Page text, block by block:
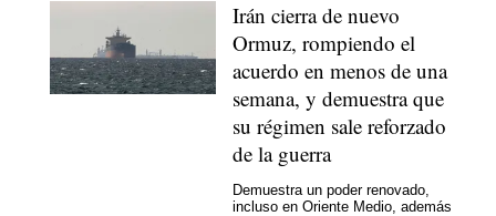
Irán cierra de nuevo
Ormuz, rompiendo el
acuerdo en menos de una
semana, y demuestra que
su régimen sale reforzado
de la guerra
Demuestra un poder renovado,
incluso en Oriente Medio, además